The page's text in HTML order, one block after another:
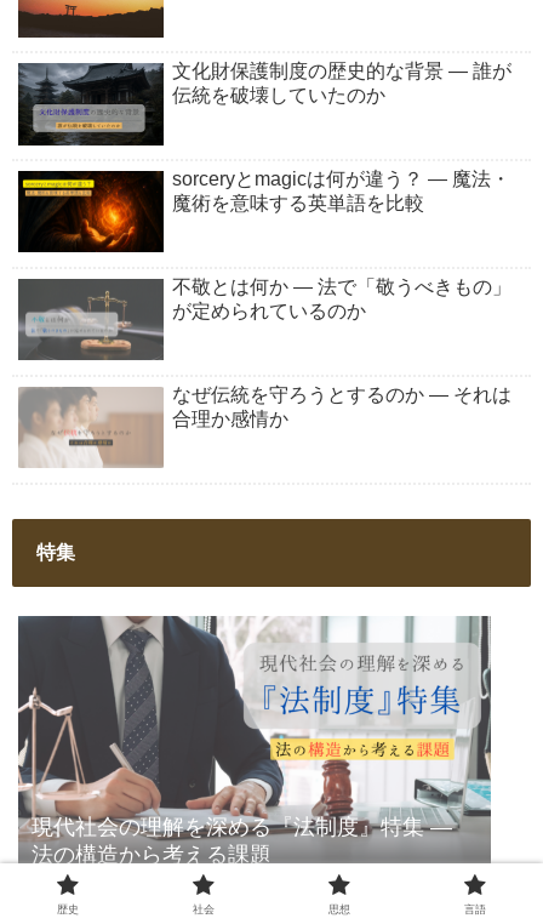
文化財保護制度の歴史的な背景 ― 誰が
伝統を破壊していたのか
sorceryとmagicは何が違う？ ― 魔法・
魔術を意味する英単語を比較
不敬とは何か ― 法で「敬うべきもの」
が定められているのか
なぜ伝統を守ろうとするのか ― それは
合理か感情か
特集
現代社会の理解を深める『法制度』特集 ―
法の構造から考える課題
歴史 社会 思想 言語